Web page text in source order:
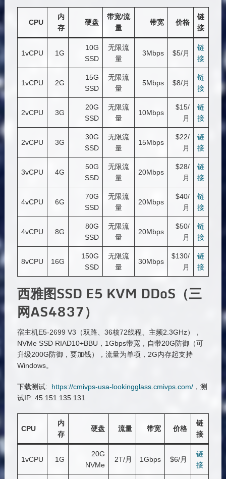
CPU
内
存
硬盘
带宽/流
量
带宽 价格
链
接
1vCPU 1G
10G
SSD
无限流
量
3Mbps $5/月
链
接
1vCPU 2G
15G
SSD
无限流
量
5Mbps $8/月
链
接
2vCPU 3G
20G
SSD
无限流
量
10Mbps
$15/
月
链
接
2vCPU 3G
30G
SSD
无限流
量
15Mbps
$22/
月
链
接
3vCPU 4G
50G
SSD
无限流
量
20Mbps
$28/
月
链
接
4vCPU 6G
70G
SSD
无限流
量
20Mbps
$40/
月
链
接
4vCPU 8G
80G
SSD
无限流
量
20Mbps
$50/
月
链
接
8vCPU 16G
150G
SSD
无限流
量
30Mbps
$130/
月
链
接
西雅图SSD E5 KVM DDoS（三
网AS4837）
宿主机E5-2699 V3（双路、36核72线程、主频2.3GHz），
NVMe SSD RIAD10+BBU，1Gbps带宽，自带20G防御（可
升级200G防御，要加钱），流量为单项，2G内存起支持
Windows。
下载测试: https://cmivps-usa-lookingglass.cmivps.com/，测
试IP: 45.151.135.131
CPU
内
存
硬盘 流量 带宽 价格
链
接
1vCPU 1G
20G
NVMe
2T/月 1Gbps $6/月
链
接